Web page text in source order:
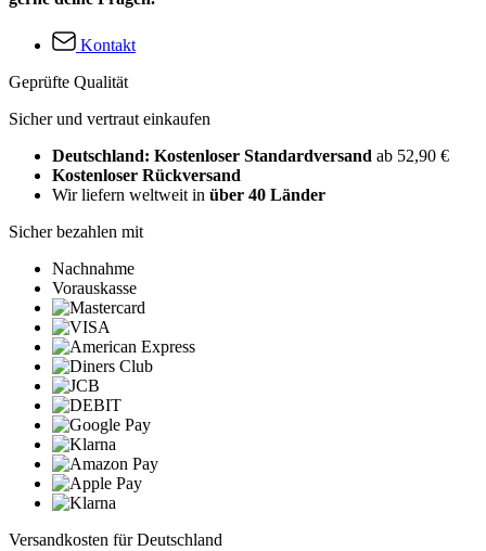
Kontakt
Geprüfte Qualität
Sicher und vertraut einkaufen
Deutschland: Kostenloser Standardversand ab 52,90 €
Kostenloser Rückversand
Wir liefern weltweit in über 40 Länder
Sicher bezahlen mit
Nachnahme
Vorauskasse
Versandkosten für Deutschland